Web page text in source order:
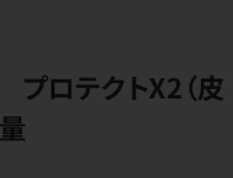
ロテクトX2（皮